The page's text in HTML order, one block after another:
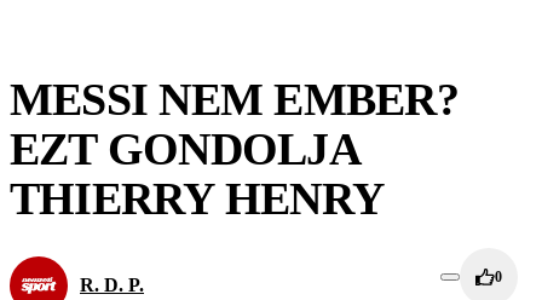
MESSI NEM EMBER?
EZT GONDOLJA
THIERRY HENRY
R. D. P. 0